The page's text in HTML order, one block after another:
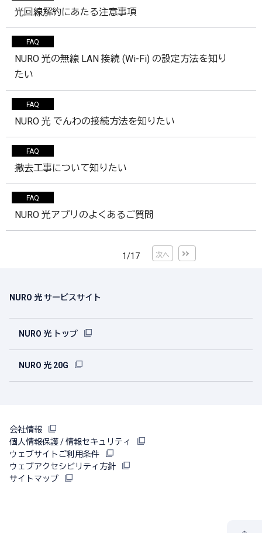
光回線解約にあたる注意事項
FAQ
NURO 光の無線 LAN 接続 (Wi-Fi) の設定方法を知り
たい
FAQ
NURO 光 でんわの接続方法を知りたい
FAQ
撤去工事について知りたい
FAQ
NURO 光アプリのよくあるご質問
1/17 次へ 最後
NURO 光 サービスサイト
NURO 光 トップ
NURO 光 20G
会社情報
個人情報保護 / 情報セキュリティ
ウェブサイトご利用条件
ウェブアクセシビリティ方針
サイトマップ